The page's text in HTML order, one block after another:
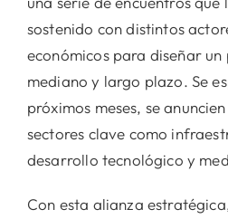
sostenido con distintos
económicos para diseñar
mediano y largo plazo. Se
próximos meses, se
sectores clave como
desarrollo tecnológico y
Con esta alianza